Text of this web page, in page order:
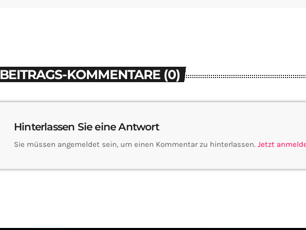
BEITRAGS-KOMMENTARE (0)
Hinterlassen Sie eine Antwort
Sie müssen angemeldet sein, um einen Kommentar zu hinterlassen. Jetzt